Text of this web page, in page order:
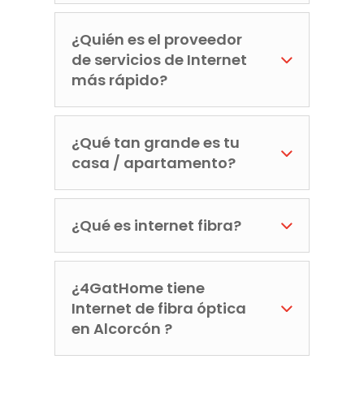
¿Quién es el proveedor
de servicios de Internet
más rápido?
¿Qué tan grande es tu
casa / apartamento?
¿Qué es internet fibra?
¿4GatHome tiene
Internet de fibra óptica
en Alcorcón ?